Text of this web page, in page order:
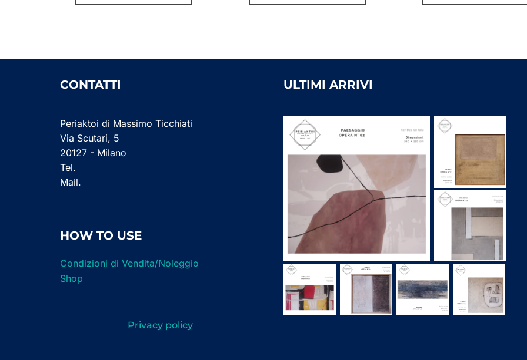
CONTATTI
Periaktoi di Massimo Ticchiati
Via Scutari, 5
20127 - Milano
Tel.
Mail.
HOW TO USE
Condizioni di Vendita/Noleggio
Shop
Privacy policy
ULTIMI ARRIVI